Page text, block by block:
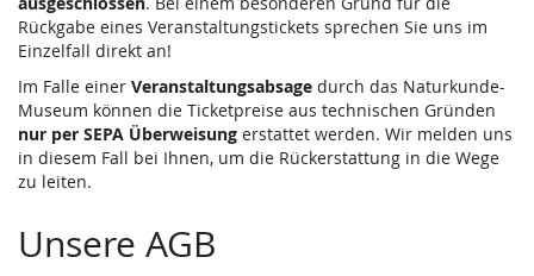
Rückgabe eines Veranstaltungstickets sprechen Sie uns im
Einzelfall direkt an!
Im Falle einer Veranstaltungsabsage durch das Naturkunde-
Museum können die Ticketpreise aus technischen Gründen
nur per SEPA Überweisung erstattet werden. Wir melden uns
in diesem Fall bei Ihnen, um die Rückerstattung in die Wege
zu leiten.
Unsere AGB